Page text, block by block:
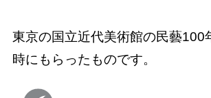
東京の国立近代美術館の民藝100
時にもらったものです。